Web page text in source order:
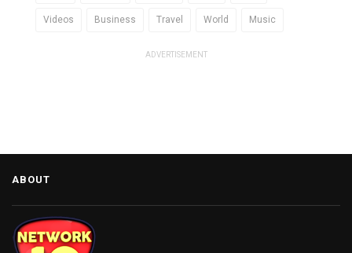
Videos Business Travel World Music
ADVERTISEMENT
ABOUT